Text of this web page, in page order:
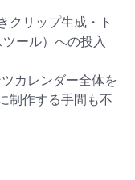
クリップ生成・ト
ール）への投入
カレンダー全体を
制作する手間も不